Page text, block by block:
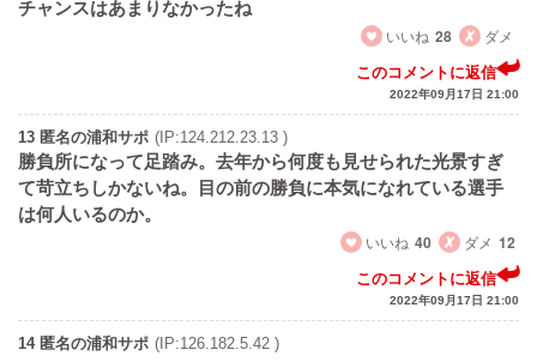
チャンスはあまりなかったね
いいね 28 ダメ
このコメントに返信
2022年09月17日 21:00
13 匿名の浦和サポ (IP:124.212.23.13 )
勝負所になって足踏み。去年から何度も見せられた光景すぎ
て苛立ちしかないね。目の前の勝負に本気になれている選手
は何人いるのか。
いいね 40 ダメ 12
このコメントに返信
2022年09月17日 21:00
14 匿名の浦和サポ (IP:126.182.5.42 )